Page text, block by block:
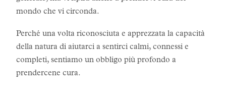
mondo che vi circonda.
Perché una volta riconosciuta e apprezzata la capacità
della natura di aiutarci a sentirci calmi, connessi e
completi, sentiamo un obbligo più profondo a
prendercene cura.